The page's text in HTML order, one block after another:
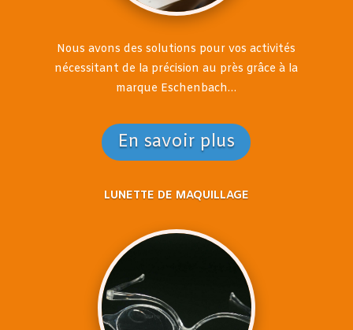
Nous avons des solutions pour vos activités
nécessitant de la précision au près grâce à la
marque Eschenbach…
En savoir plus
LUNETTE DE MAQUILLAGE